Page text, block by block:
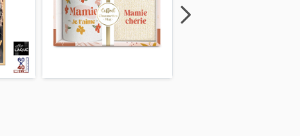
Previous Next Previous